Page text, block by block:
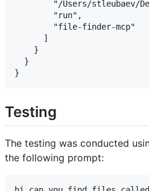
"/Users/stleubaev/
        "run",
        "file-finder-mcp"
      ]
    }
  }
Testing
The testing was conducted
the following prompt: